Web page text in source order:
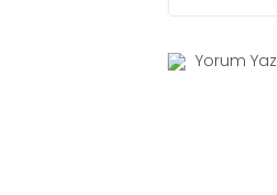
Yorum Yaz